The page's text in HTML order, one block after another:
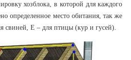
хозблока, в которой для каждого
определенное место обитания, так же
свиней, Е – для птицы (кур и гусей).